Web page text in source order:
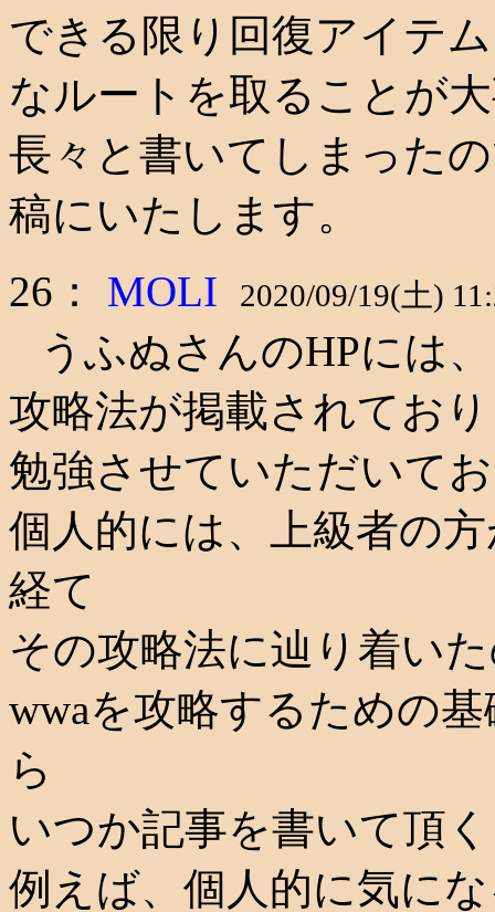
できる限り回復アイテ
なルートを取ることが
長々と書いてしまった
稿にいたします。
26： MOLI 2020/09/19(土)
うふぬさんのHPには
攻略法が掲載されており
勉強させていただいて
個人的には、上級者の
経て
その攻略法に辿り着い
wwaを攻略するための
ら
いつか記事を書いて頂
例えば、個人的に気に